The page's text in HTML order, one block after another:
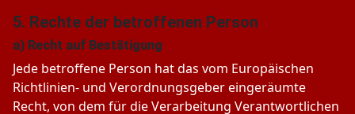
5. Rechte der betroffenen Person
a) Recht auf Bestätigung
Jede betroffene Person hat das vom Europäischen
Richtlinien- und Verordnungsgeber eingeräumte
Recht, von dem für die Verarbeitung Verantwortlichen